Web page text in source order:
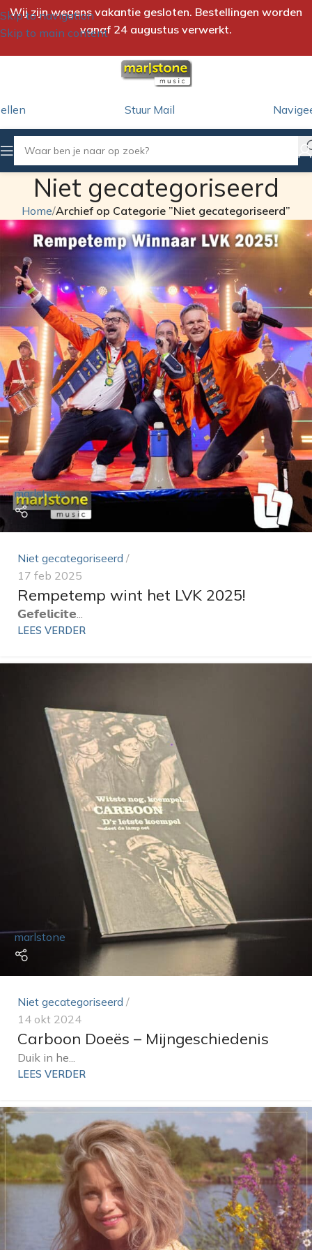
Skip to navigation
Skip to main content
Wij zijn wegens vakantie gesloten. Bestellingen worden
vanaf 24 augustus verwerkt.
Stuur Mail
Niet gecategoriseerd
Home/Archief op Categorie ”Niet gecategoriseerd”
marlstone
Niet gecategoriseerd
17 feb 2025
Rempetemp wint het LVK 2025!
𝗚𝗲𝗳𝗲𝗹𝗶𝗰𝗶𝘁𝗲...
LEES VERDER
marlstone
Niet gecategoriseerd
14 okt 2024
Carboon Doeës – Mijngeschiedenis
Duik in he...
LEES VERDER